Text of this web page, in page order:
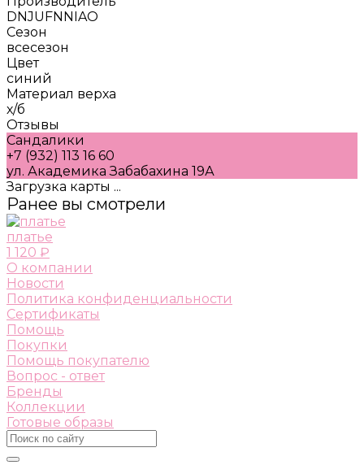
DNJUFNNIAO
Сезон
всесезон
Цвет
синий
Материал верха
х/б
Отзывы
Сандалики
+7 (932) 113 16 60
ул. Академика Забабахина 19А
Загрузка карты ...
Ранее вы смотрели
платье
1 120 ₽
О компании
Новости
Политика конфиденциальности
Сертификаты
Помощь
Покупки
Помощь покупателю
Вопрос - ответ
Бренды
Коллекции
Готовые образы